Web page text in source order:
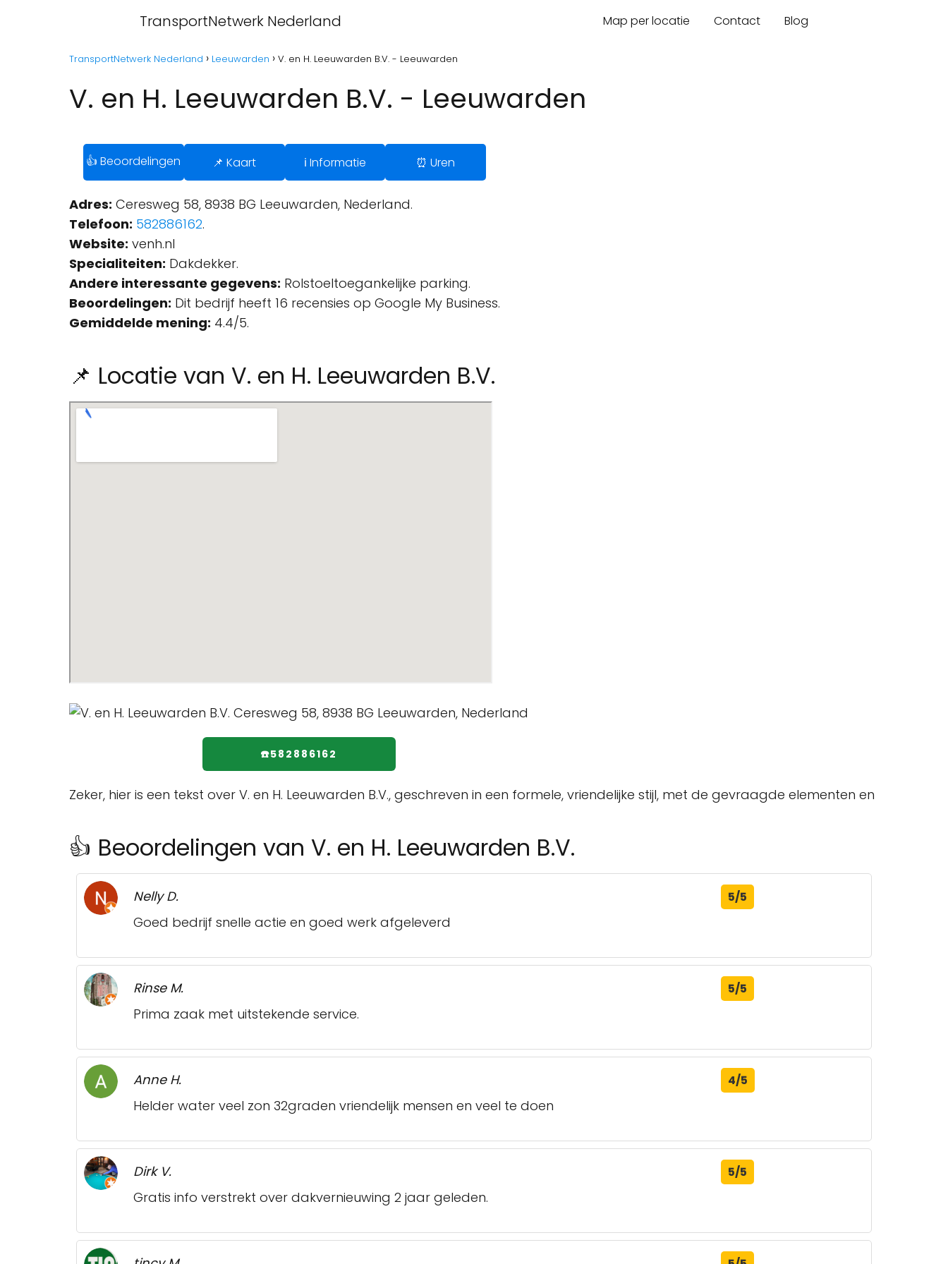
TransportNetwerk Nederland Map per locatie Contact Blog
TransportNetwerk Nederland Leeuwarden V. en H. Leeuwarden B.V. - Leeuwarden
V. en H. Leeuwarden B.V. - Leeuwarden
👍 Beoordelingen 📌 Kaart ℹ️ Informatie ⏰ Uren
Adres: Ceresweg 58, 8938 BG Leeuwarden, Nederland.
Telefoon: 582886162.
Website: venh.nl
Specialiteiten: Dakdekker.
Andere interessante gegevens: Rolstoeltoegankelijke parking.
Beoordelingen: Dit bedrijf heeft 16 recensies op Google My Business.
Gemiddelde mening: 4.4/5.
📌 Locatie van V. en H. Leeuwarden B.V.
☎️582886162
Zeker, hier is een tekst over V. en H. Leeuwarden B.V., geschreven in een formele, vriendelijke stijl, met de gevraagde elementen en
👍 Beoordelingen van V. en H. Leeuwarden B.V.
Nelly D. 5/5
Goed bedrijf snelle actie en goed werk afgeleverd
Rinse M. 5/5
Prima zaak met uitstekende service.
Anne H. 4/5
Helder water veel zon 32graden vriendelijk mensen en veel te doen
Dirk V. 5/5
Gratis info verstrekt over dakvernieuwing 2 jaar geleden.